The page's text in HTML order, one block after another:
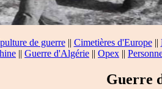
de guerre|| Cimetières d'Europe||
|| Guerre d'Algérie || Opex ||
Guerre